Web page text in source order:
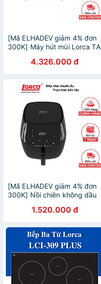
[Mã ELHADEV giảm 4% đơn
300K] Máy hút mùi Lorca TA
hành 3 năm4.326.000 đ
[Mã ELHADEV giảm 4% đơn
300K] Nồi chiên không dầu
bảo hành 3 năm
1.520.000 đ